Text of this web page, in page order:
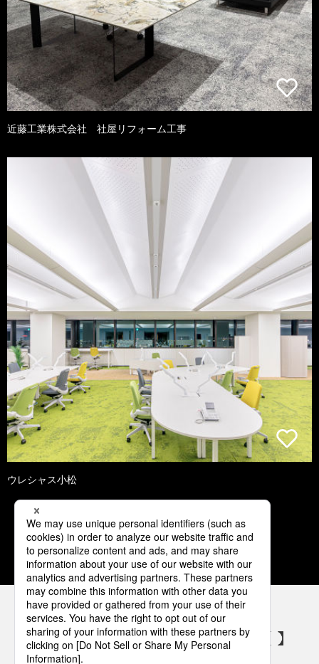
近藤工業株式会社 社屋リフォーム工事
ウレシャス小松
1 2 3 4 5
パナソニックの電気設備 SNSアカウント